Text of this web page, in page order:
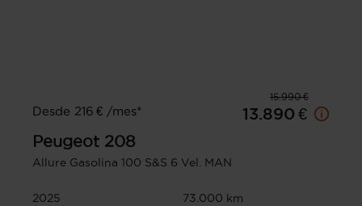
15.990 €
Desde 216 € /mes*
13.890 €
Peugeot 208
Allure Gasolina 100 S&S 6 Vel. MAN
2025
73.000 km